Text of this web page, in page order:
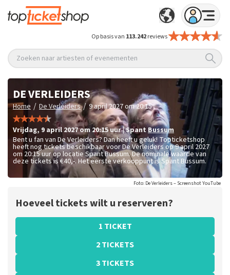
Op basis van 113.242reviews
Zoeken naar artiesten of evenementen
DE VERLEIDERS
Home / De Verleiders / 9 april 2027 om 20:15
vrijdag, 9 april 2027 om 20:15uur|SpantBussum
Bent u fan van De Verleiders? Dan heeft u geluk! Topticketshop
heeft nog tickets beschikbaar voor De Verleiders op 9 april 2027
om 20:15 uur op locatie Spant Bussum. De nominale waarde van
deze tickets is€40,-. Het eerste verkooppunt is Spant Bussum.
Foto: De Verleiders – Screenshot YouTube
Hoeveel tickets wilt u reserveren?
1 TICKET
2 TICKETS
3 TICKETS